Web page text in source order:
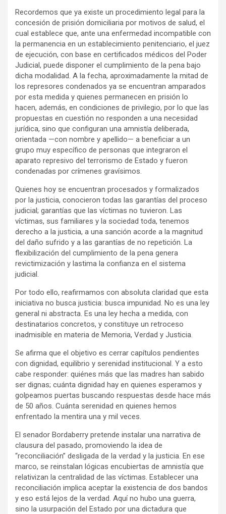
Recordemos que ya existe un procedimiento legal para la
concesión de prisión domiciliaria por motivos de salud, el
cual establece que, ante una enfermedad incompatible con
la permanencia en un establecimiento penitenciario, el juez
de ejecución, con base en certificados médicos del Poder
Judicial, puede disponer el cumplimiento de la pena bajo
dicha modalidad. A la fecha, aproximadamente la mitad de
los represores condenados ya se encuentran amparados
por esta medida y quienes permanecen en prisión lo
hacen, además, en condiciones de privilegio, por lo que las
propuestas en cuestión no responden a una necesidad
jurídica, sino que configuran una amnistía deliberada,
orientada —con nombre y apellido— a beneficiar a un
grupo muy específico de personas que integraron el
aparato represivo del terrorismo de Estado y fueron
condenadas por crímenes gravísimos.
Quienes hoy se encuentran procesados y formalizados
por la justicia, conocieron todas las garantías del proceso
judicial; garantías que las víctimas no tuvieron. Las
víctimas, sus familiares y la sociedad toda, tenemos
derecho a la justicia, a una sanción acorde a la magnitud
del daño sufrido y a las garantías de no repetición. La
flexibilización del cumplimiento de la pena genera
revictimización y lastima la confianza en el sistema
judicial.
Por todo ello, reafirmamos con absoluta claridad que esta
iniciativa no busca justicia: busca impunidad. No es una ley
general ni abstracta. Es una ley hecha a medida, con
destinatarios concretos, y constituye un retroceso
inadmisible en materia de Memoria, Verdad y Justicia.
Se afirma que el objetivo es cerrar capítulos pendientes
con dignidad, equilibrio y serenidad institucional. Y a esto
cabe responder: quiénes más que las madres han sabido
ser dignas; cuánta dignidad hay en quienes esperamos y
golpeamos puertas buscando respuestas desde hace más
de 50 años. Cuánta serenidad en quienes hemos
enfrentado la mentira una y mil veces.
El senador Bordaberry pretende instalar una narrativa de
clausura del pasado, promoviendo la idea de
“reconciliación” desligada de la verdad y la justicia. En ese
marco, se reinstalan lógicas encubiertas de amnistía que
relativizan la centralidad de las víctimas. Establecer una
reconciliación implica aceptar la existencia de dos bandos
y eso está lejos de la verdad. Aquí no hubo una guerra,
sino la usurpación del Estado por una dictadura que